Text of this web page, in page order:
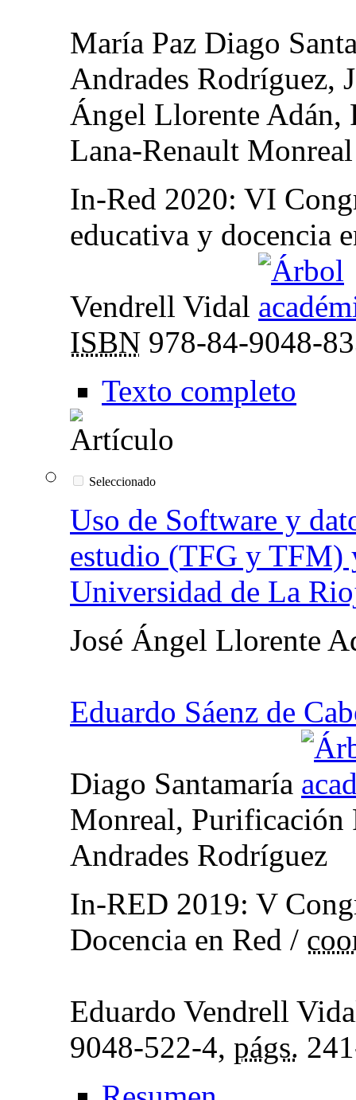
María Paz Diago
Andrades Rodríguez,
Ángel Llorente Adán,
Lana-Renault Monreal
In-Red 2020: VI
educativa y docencia
Vendrell Vidal
ISBN 978-84-9048-
Texto completo
Seleccionado
Uso de Software y
estudio (TFG y TFM)
Universidad de La
José Ángel Llorente
Eduardo Sáenz de
Diago Santamaría
Monreal, Purificación
Andrades Rodríguez
In-RED 2019: V
Docencia en Red /
Eduardo Vendrell
9048-522-4, págs.